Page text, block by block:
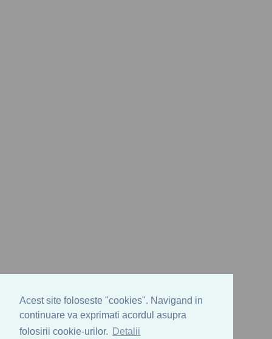
Acest site foloseste "cookies". Navigand in
continuare va exprimati acordul asupra
folosirii cookie-urilor.
Detalii